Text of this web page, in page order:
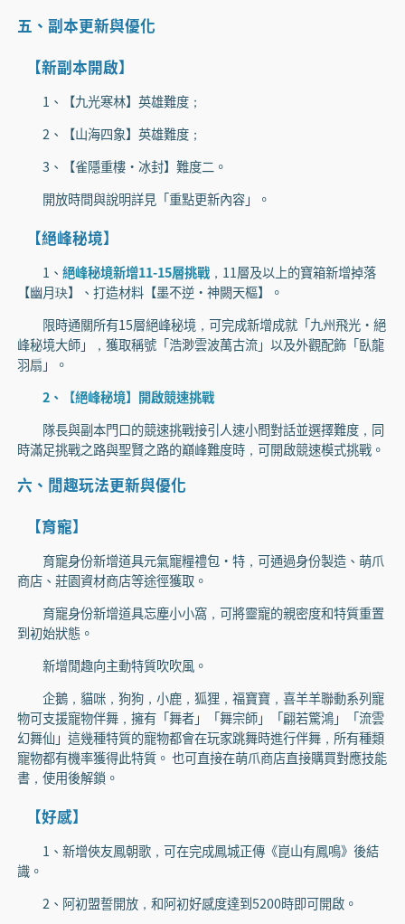
五、副本更新與優化
【新副本開啟】
1、【九光寒林】英雄難度；
2、【山海四象】英雄難度；
3、【雀隱重樓·冰封】難度二。
開放時間與說明詳見「重點更新內容」。
【絕峰秘境】
1、 絕峰秘境新增11-15層挑戰，11層及以上的寶箱新增掉落
【幽月玦】、打造材料【墨不逆·神闕天樞】。
限時通關所有15層絕峰秘境，可完成新增成就「九州飛光·絕
峰秘境大師」，獲取稱號「浩渺雲波萬古流」以及外觀配飾「臥龍
羽扇」。
2、【絕峰秘境】開啟競速挑戰
隊長與副本門口的競速挑戰接引人速小問對話並選擇難度，同
時滿足挑戰之路與聖賢之路的巔峰難度時，可開啟競速模式挑戰。
六、閒趣玩法更新與優化
【育寵】
育寵身份新增道具元氣寵糧禮包·特，可通過身份製造、萌爪
商店、莊園資材商店等途徑獲取。
育寵身份新增道具忘塵小小窩，可將靈寵的親密度和特質重置
到初始狀態。
新增閒趣向主動特質吹吹風。
企鵝，貓咪，狗狗，小鹿，狐狸，福寶寶，喜羊羊聯動系列寵
物可支援寵物伴舞，擁有「舞者」「舞宗師」「翩若驚鴻」「流雲
幻舞仙」這幾種特質的寵物都會在玩家跳舞時進行伴舞，所有種類
寵物都有機率獲得此特質。 也可直接在萌爪商店直接購買對應技能
書，使用後解鎖。
【好感】
1、新增俠友鳳朝歌，可在完成鳳城正傳《崑山有鳳鳴》後結
識。
2、阿初盟誓開放，和阿初好感度達到5200時即可開啟。